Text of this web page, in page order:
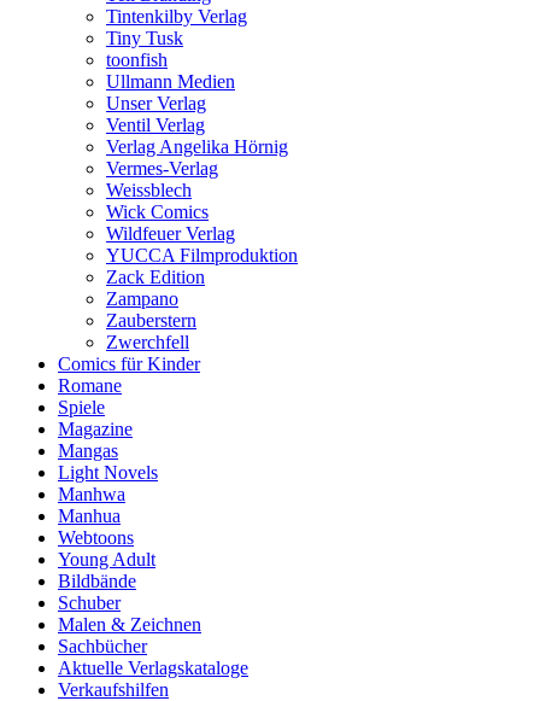
Tintenkilby Verlag
Tiny Tusk
toonfish
Ullmann Medien
Unser Verlag
Ventil Verlag
Verlag Angelika Hörnig
Vermes-Verlag
Weissblech
Wick Comics
Wildfeuer Verlag
YUCCA Filmproduktion
Zack Edition
Zampano
Zauberstern
Zwerchfell
Comics für Kinder
Romane
Spiele
Magazine
Mangas
Light Novels
Manhwa
Manhua
Webtoons
Young Adult
Bildbände
Schuber
Malen & Zeichnen
Sachbücher
Aktuelle Verlagskataloge
Verkaufshilfen